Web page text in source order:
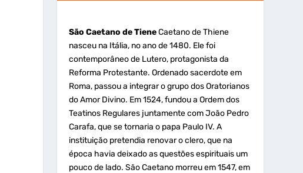
São Caetano de TieneCaetano de Thiene
nasceu na Itália, no ano de 1480. Ele foi
contemporâneo de Lutero, protagonista da
Reforma Protestante. Ordenado sacerdote em
Roma, passou a integrar o grupo dos Oratorianos
do Amor Divino. Em 1524, fundou a Ordem dos
Teatinos Regulares juntamente com João Pedro
Carafa, que se tornaria o papa Paulo IV. A
instituição pretendia renovar o clero, que na
época havia deixado as questões espirituais um
pouco de lado. São Caetano morreu em 1547, em